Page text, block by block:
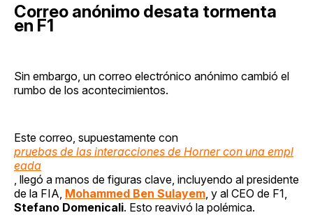
Correo anónimo desata tormenta
en F1
Sin embargo, un correo electrónico anónimo cambió el
rumbo de los acontecimientos.
Este correo, supuestamente con
pruebas de las interacciones de Horner con una empl
eada
, llegó a manos de figuras clave, incluyendo al presidente
de la FIA, Mohammed Ben Sulayem , y al CEO de F1,
Stefano Domenicali. Esto reavivó la polémica.